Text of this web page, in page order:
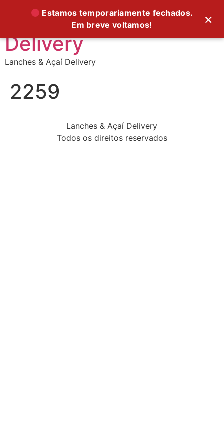
Supreme Foods
Delivery
Lanches & Açaí Delivery
2259
Lanches & Açaí Delivery
Todos os direitos reservados
×
Estamos temporariamente fechados.
Em breve voltamos!